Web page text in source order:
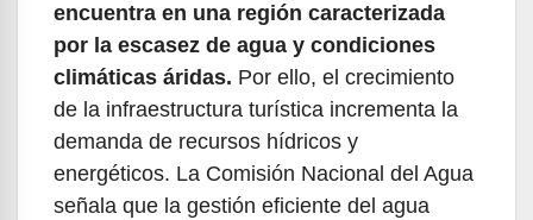
encuentra en una región caracterizada
por la escasez de agua y condiciones
climáticas áridas. Por ello, el crecimiento
de la infraestructura turística incrementa la
demanda de recursos hídricos y
energéticos. La Comisión Nacional del Agua
señala que la gestión eficiente del agua